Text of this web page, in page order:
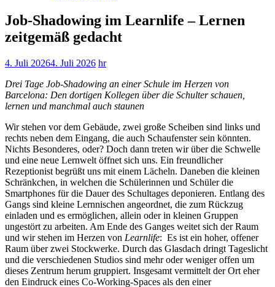
Job-Shadowing im Learnlife – Lernen
zeitgemäß gedacht
4. Juli 20264. Juli 2026 hr
Drei Tage Job-Shadowing an einer Schule im Herzen von
Barcelona: Den dortigen Kollegen über die Schulter schauen,
lernen und manchmal auch staunen
Wir stehen vor dem Gebäude, zwei große Scheiben sind links und
rechts neben dem Eingang, die auch Schaufenster sein könnten.
Nichts Besonderes, oder? Doch dann treten wir über die Schwelle
und eine neue Lernwelt öffnet sich uns. Ein freundlicher
Rezeptionist begrüßt uns mit einem Lächeln. Daneben die kleinen
Schränkchen, in welchen die Schülerinnen und Schüler die
Smartphones für die Dauer des Schultages deponieren. Entlang des
Gangs sind kleine Lernnischen angeordnet, die zum Rückzug
einladen und es ermöglichen, allein oder in kleinen Gruppen
ungestört zu arbeiten. Am Ende des Ganges weitet sich der Raum
und wir stehen im Herzen von Learnlife: Es ist ein hoher, offener
Raum über zwei Stockwerke. Durch das Glasdach dringt Tageslicht
und die verschiedenen Studios sind mehr oder weniger offen um
dieses Zentrum herum gruppiert. Insgesamt vermittelt der Ort eher
den Eindruck eines Co-Working-Spaces als den einer